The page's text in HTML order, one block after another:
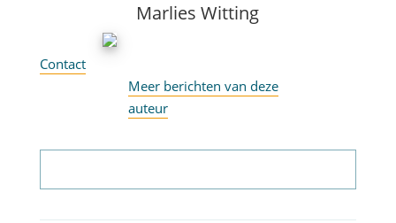
Marlies Witting
Contact
Meer berichten van deze
auteur